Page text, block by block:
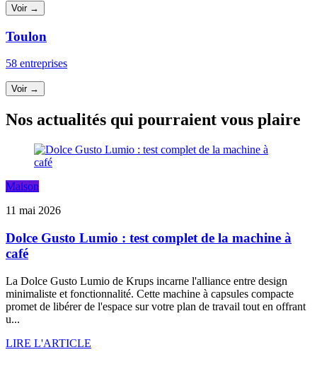
Voir →
Toulon
58 entreprises
Voir →
Nos actualités qui pourraient vous plaire
Maison
11 mai 2026
Dolce Gusto Lumio : test complet de la machine à
café
La Dolce Gusto Lumio de Krups incarne l'alliance entre design
minimaliste et fonctionnalité. Cette machine à capsules compacte
promet de libérer de l'espace sur votre plan de travail tout en offrant
u...
LIRE L'ARTICLE